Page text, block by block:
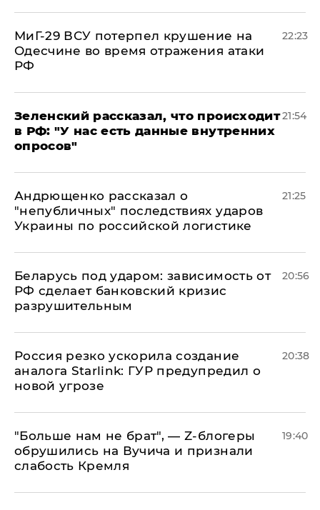
МиГ-29 ВСУ потерпел крушение на
Одесчине во время отражения атаки
РФ
22:23
​Зеленский рассказал, что происходит
в РФ: "У нас есть данные внутренних
опросов"
21:54
Андрющенко рассказал о
"непубличных" последствиях ударов
Украины по российской логистике
21:25
Беларусь под ударом: зависимость от
РФ сделает банковский кризис
разрушительным
20:56
​Россия резко ускорила создание
аналога Starlink: ГУР предупредил о
новой угрозе
20:38
​"Больше нам не брат", — Z-блогеры
обрушились на Вучича и признали
слабость Кремля
19:40